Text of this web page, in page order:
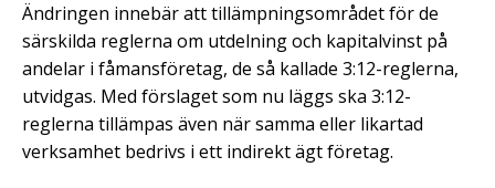
Ändringen innebär att tillämpningsområdet för de
särskilda reglerna om utdelning och kapitalvinst på
andelar i fåmansföretag, de så kallade 3:12-reglerna,
utvidgas. Med förslaget som nu läggs ska 3:12-
reglerna tillämpas även när samma eller likartad
verksamhet bedrivs i ett indirekt ägt företag.